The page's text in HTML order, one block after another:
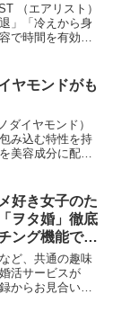
（エアリスト）
」「冷えから身
で時間を有効活
ヤモンドがも
ダイヤモンド）
み込む特性を持
美容成分に配合
せんか？実際に
にどのような効
みましょう。
好き女子のた
ヲタ婚」徹底
ング機能で理
つけよう
ど、共通の趣味
活サービスが
からお見合いま